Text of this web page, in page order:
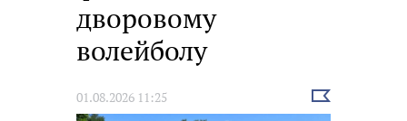
дворовому
волейболу
01.08.2026 11:25
Выбрать
новость